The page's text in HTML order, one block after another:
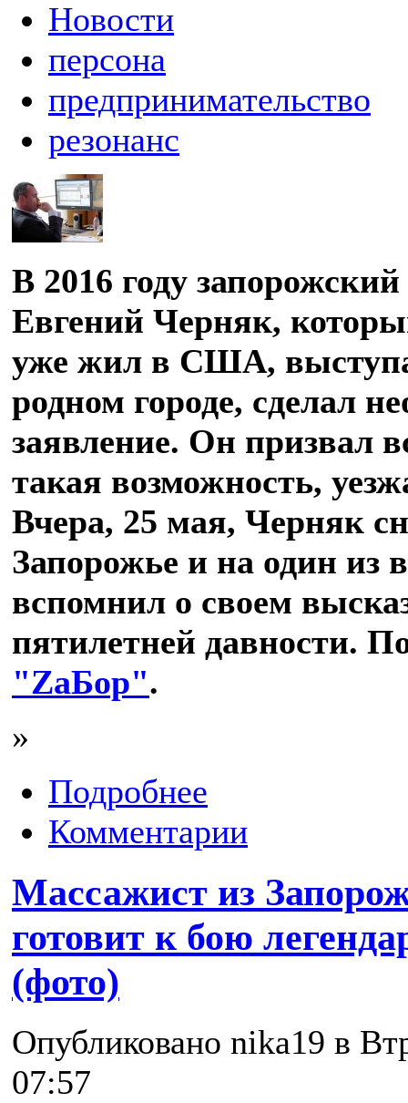
Новости
персона
предпринимательство
резонанс
В 2016 году
Евгений Черняк,
уже жил в США,
родном городе, сделал
заявление. Он призвал
такая возможность,
Вчера, 25 мая, Черняк
Запорожье и на один из
вспомнил о своем
пятилетней давности.
"ZаБор".
»
Подробнее
Комментарии
Массажист из
готовит к бою
(фото)
Опубликовано nika19 в
07:57